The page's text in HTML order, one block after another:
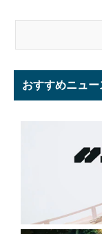
おすすめニュー